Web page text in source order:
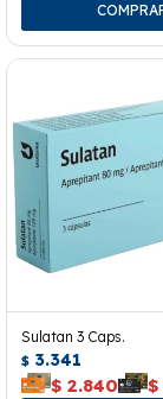
Sulatan 3 Caps.
$ 3.341
$ 2.840 $